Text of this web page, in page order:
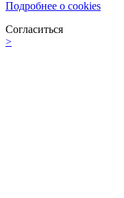
Подробнее о cookies
Согласиться
>